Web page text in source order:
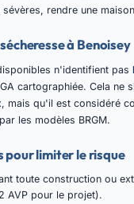
rendre une
à Benoisey
n'identifient pas
cartographiée. Cela ne
mais qu'il est considéré
les modèles BRGM.
pour limiter le risque
toute construction ou
AVP pour le projet).